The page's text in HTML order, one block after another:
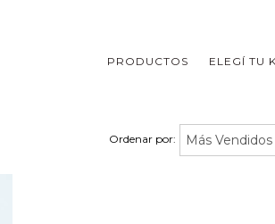
PRODUCTOS ELEGÍ TU
Ordenar por: